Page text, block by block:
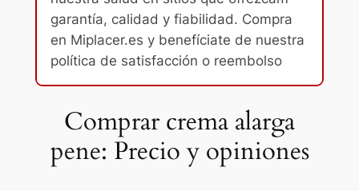
garantía, calidad y fiabilidad. Compra
en Miplacer.es y benefíciate de nuestra
política de satisfacción o reembolso
Comprar crema alarga
pene: Precio y opiniones